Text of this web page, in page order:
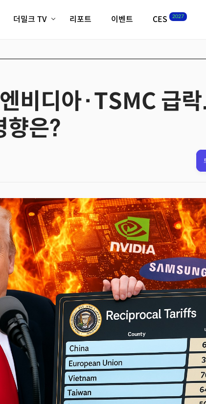
더밀크 TV
크리스의 뉴욕 시그널
더밀크 아카데미
더웨이브/트렌드쇼
리포트 이벤트 CES 2027
필드 가이드
CES2027 with
비디아·TSMC 급
향은?